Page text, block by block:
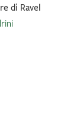
di Ravel